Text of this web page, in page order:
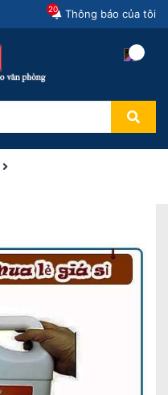
Thông báo của tôi
20